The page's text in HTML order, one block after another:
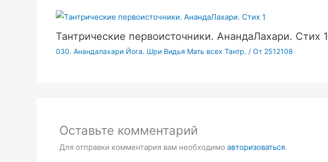
Тантрические первоисточники. АнандаЛахари. Стих 1
030. Анандалахари Йога. Шри Видья Мать всех Тантр. / От 2512108
Оставьте комментарий
Для отправки комментария вам необходимо авторизоваться.